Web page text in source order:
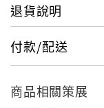
本書的文字平實
者在現實社會裡
測試之後的道理
退貨說明
付款/配送
商品相關策展